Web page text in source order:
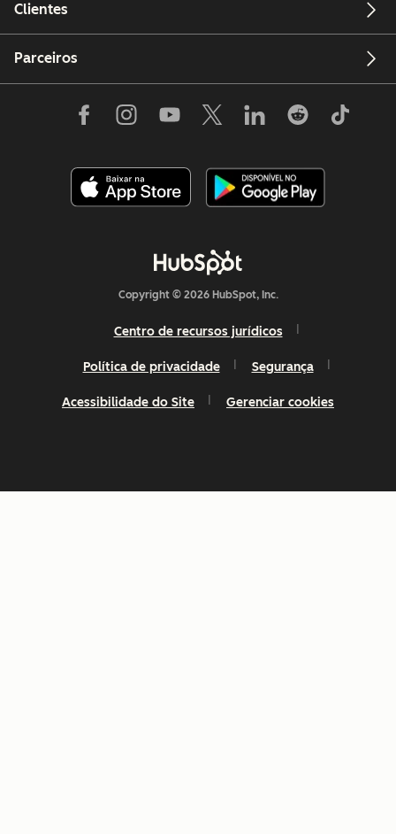
Clientes
Parceiros
Copyright © 2026 HubSpot, Inc.
Centro de recursos jurídicos
Política de privacidade Segurança
Acessibilidade do Site Gerenciar cookies